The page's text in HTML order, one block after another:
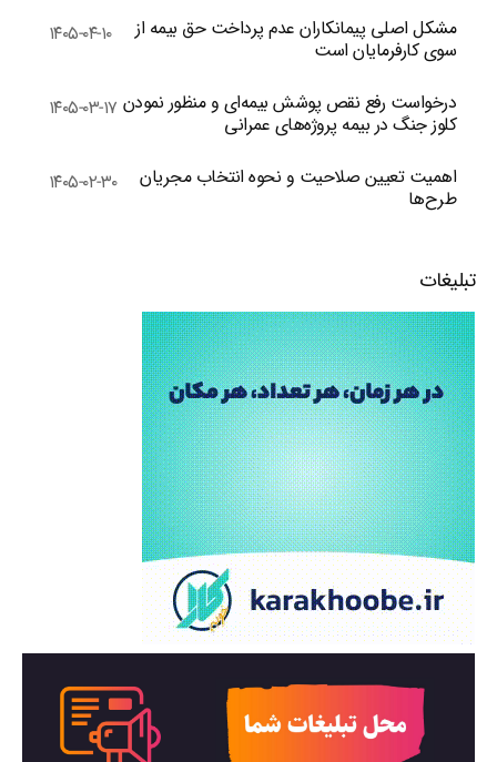
مشکل اصلی پیمانکاران عدم پرداخت حق بیمه از
سوی کارفرمایان است
۱۴۰۵-۰۴-۱۰
درخواست رفع نقص پوشش بیمه‌ای و منظور نمودن
کلوز جنگ در بیمه پروژه‌های عمرانی
۱۴۰۵-۰۳-۱۷
اهمیت تعیین صلاحیت و نحوه انتخاب مجریان
طرح‌ها
۱۴۰۵-۰۲-۳۰
تبلیغات